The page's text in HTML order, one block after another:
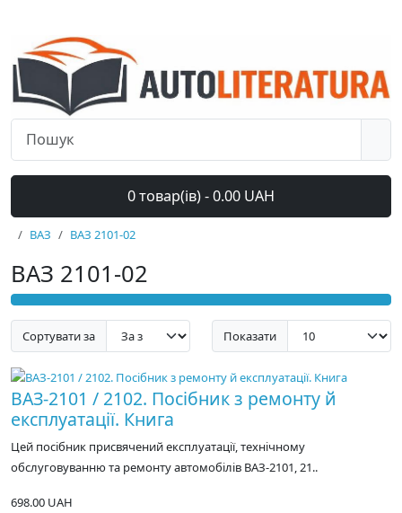
0 товар(ів) - 0.00 UAH
ВАЗ ВАЗ 2101-02
ВАЗ 2101-02
Сортувати за Показати
ВАЗ-2101 / 2102. Посібник з ремонту й
експлуатації. Книга
Цей посібник присвячений експлуатації, технічному
обслуговуванню та ремонту автомобілів ВАЗ-2101, 21..
698.00 UAH